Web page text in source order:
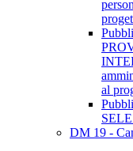
al
DM 19 -